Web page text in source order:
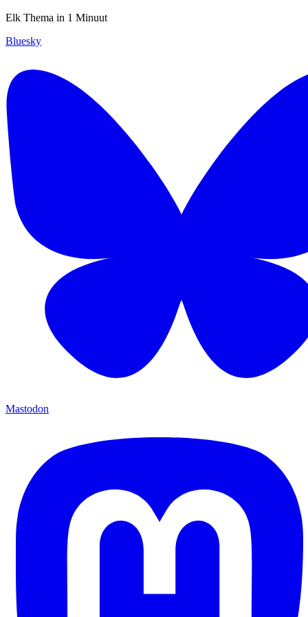
Elk Thema in 1 Minuut
Bluesky
Mastodon